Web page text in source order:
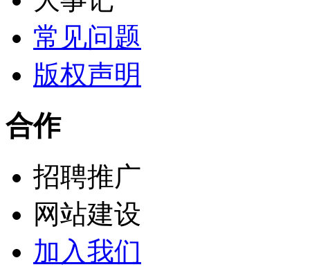
常见问题
版权声明
合作
招聘推广
网站建设
加入我们